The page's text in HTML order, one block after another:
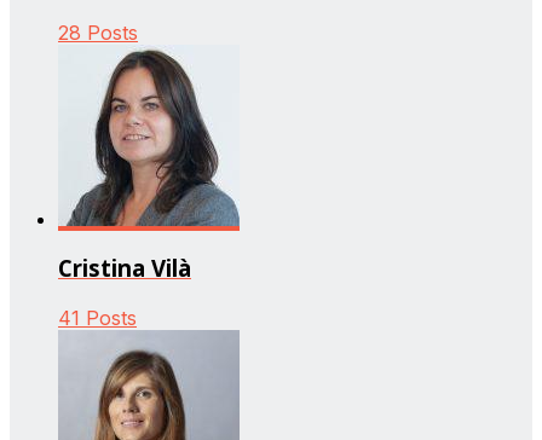
28 Posts
Cristina Vilà
41 Posts